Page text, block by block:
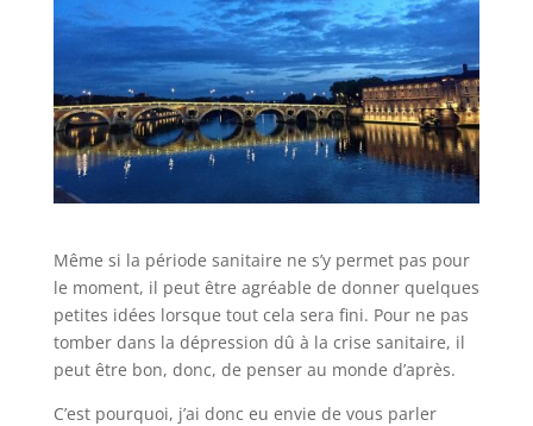
Même si la période sanitaire ne s’y permet pas pour
le moment, il peut être agréable de donner quelques
petites idées lorsque tout cela sera fini. Pour ne pas
tomber dans la dépression dû à la crise sanitaire, il
peut être bon, donc, de penser au monde d’après.
C’est pourquoi, j’ai donc eu envie de vous parler